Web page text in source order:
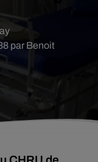
par Benoit